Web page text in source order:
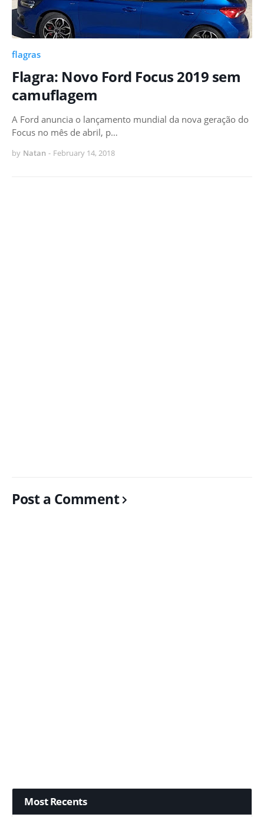
flagras
Flagra: Novo Ford Focus 2019 sem
camuflagem
A Ford anuncia o lançamento mundial da nova geração do
Focus no mês de abril, p…
by Natan - February 14, 2018
Post a Comment
Most Recents